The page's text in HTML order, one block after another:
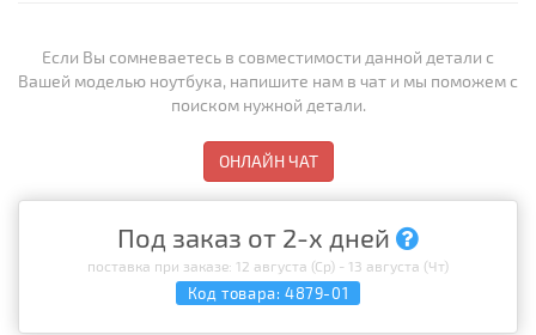
Если Вы сомневаетесь в совместимости данной детали с
Вашей моделью ноутбука, напишите нам в чат и мы поможем с
поиском нужной детали.
ОНЛАЙН ЧАТ
Под заказ от 2-х дней
поставка при заказе: 12 августа (Ср) - 13 августа (Чт)
Код товара: 4879-01